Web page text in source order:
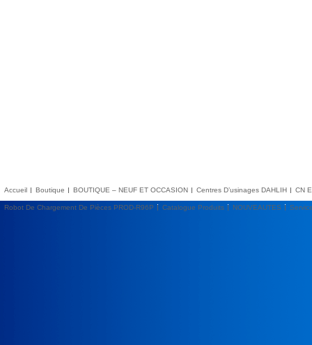
Accueil Boutique BOUTIQUE – NEUF ET OCCASION Centres D’usinages DAHLIH CN
Robot De Chargement De Pièces PROD-R96P Catalogue Produits NOUVEAUTES